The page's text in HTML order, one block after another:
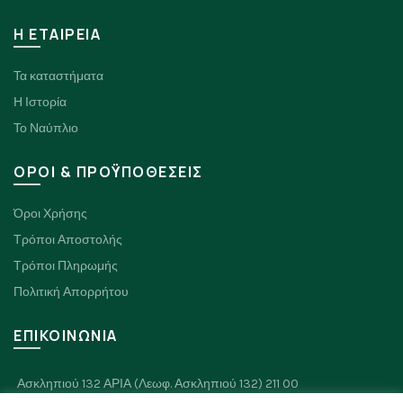
H ΕΤΑΙΡΕΙΑ
Τα καταστήματα
Η Ιστορία
Το Ναύπλιο
ΟΡΟΙ & ΠΡΟΫΠΟΘΕΣΕΙΣ
Όροι Χρήσης
Τρόποι Αποστολής
Τρόποι Πληρωμής
Πολιτική Απορρήτου
ΕΠΙΚΟΙΝΩΝΙΑ
Ασκληπιού 132 ΑΡΙΑ (Λεωφ. Ασκληπιού 132) 211 00